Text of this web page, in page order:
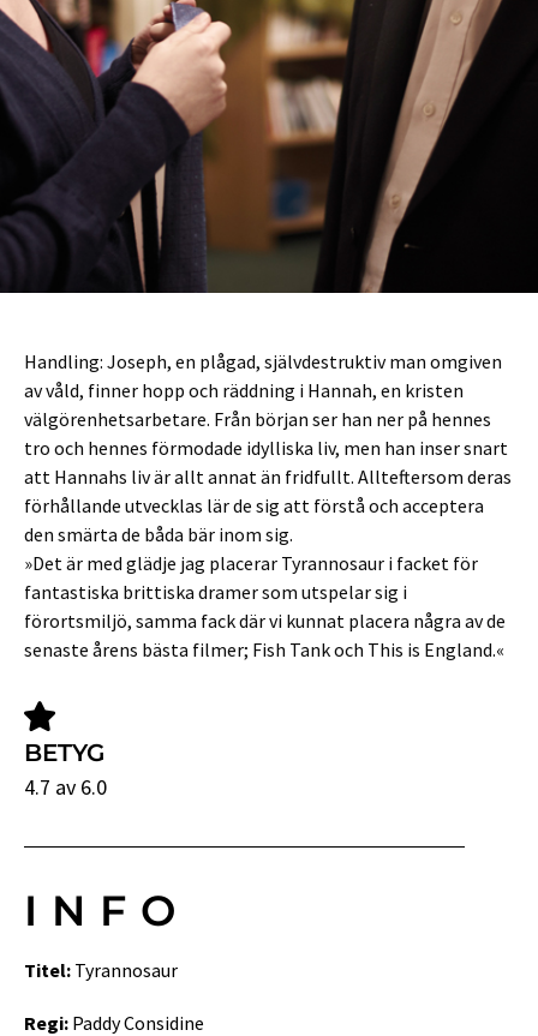
BETYG
4.7 av 6.0
INFO
Titel: Tyrannosaur
Regi: Paddy Considine
Handling: Joseph, en plågad, självdestruktiv man omgiven
av våld, finner hopp och räddning i Hannah, en kristen
välgörenhetsarbetare. Från början ser han ner på hennes
tro och hennes förmodade idylliska liv, men han inser snart
att Hannahs liv är allt annat än fridfullt. Allteftersom deras
förhållande utvecklas lär de sig att förstå och acceptera
den smärta de båda bär inom sig.
»Det är med glädje jag placerar Tyrannosaur i facket för
fantastiska brittiska dramer som utspelar sig i
förortsmiljö, samma fack där vi kunnat placera några av de
senaste årens bästa filmer; Fish Tank och This is England.«